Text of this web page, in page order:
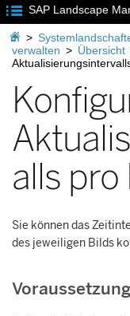
 SAP Landscape
 >
verwalten > Übersicht
alls pro
Sie können das
des jeweiligen Bilds